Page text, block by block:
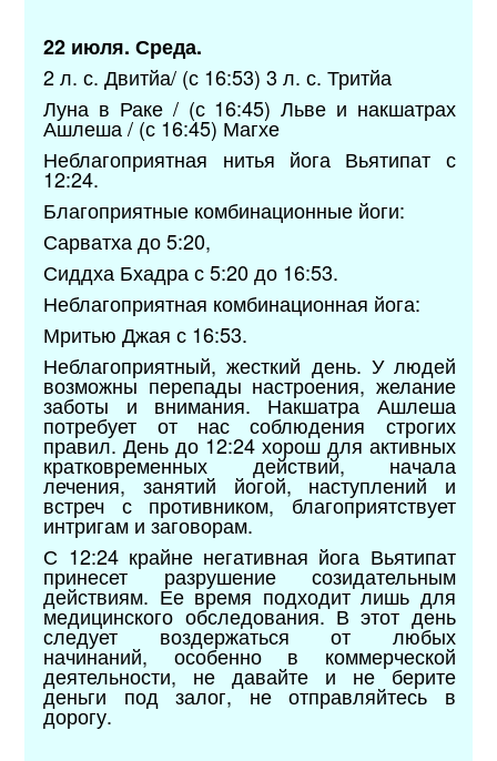
22 июля. Среда.
2 л. с. Двитйа/ (с 16:53) 3 л. с. Тритйа
Луна в Раке / (с 16:45) Льве и накшатрах
Ашлеша / (с 16:45) Магхе
Неблагоприятная нитья йога Вьятипат с
12:24.
Благоприятные комбинационные йоги:
Сарватха до 5:20,
Сиддха Бхадра с 5:20 до 16:53.
Неблагоприятная комбинационная йога:
Мритью Джая с 16:53.
Неблагоприятный, жесткий день. У людей
возможны перепады настроения, желание
заботы и внимания. Накшатра Ашлеша
потребует от нас соблюдения строгих
правил. День до 12:24 хорош для активных
кратковременных действий, начала
лечения, занятий йогой, наступлений и
встреч с противником, благоприятствует
интригам и заговорам.
С 12:24 крайне негативная йога Вьятипат
принесет разрушение созидательным
действиям. Ее время подходит лишь для
медицинского обследования. В этот день
следует воздержаться от любых
начинаний, особенно в коммерческой
деятельности, не давайте и не берите
деньги под залог, не отправляйтесь в
дорогу.